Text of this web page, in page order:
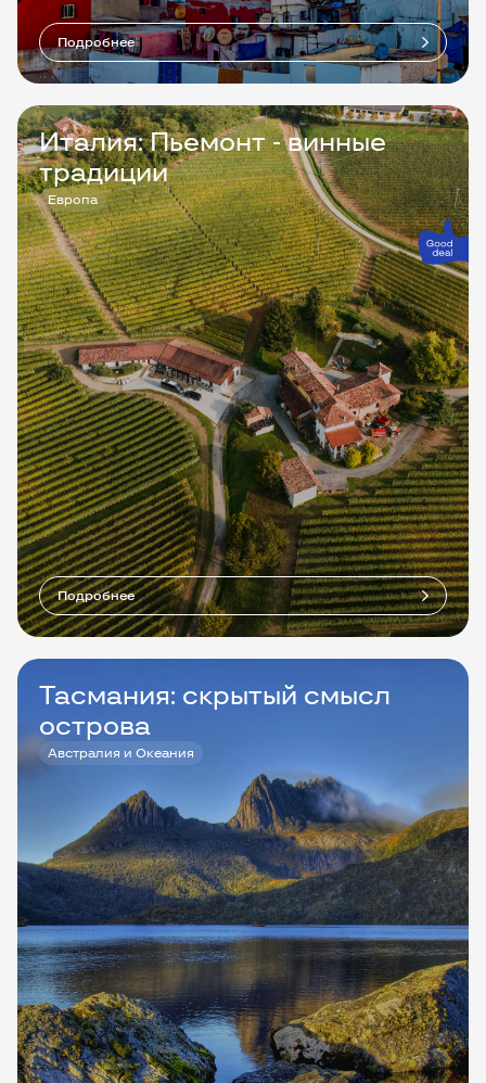
Подробнее
Италия: Пьемонт - винные
традиции
Европа
Подробнее
Тасмания: скрытый смысл
острова
Австралия и Океания